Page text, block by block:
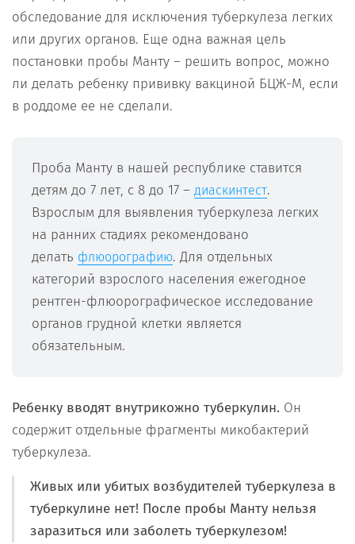
обследование для исключения туберкулеза легких
или других органов. Еще одна важная цель
постановки пробы Манту – решить вопрос, можно
ли делать ребенку прививку вакциной БЦЖ-М, если
в роддоме ее не сделали.
Проба Манту в нашей республике ставится
детям до 7 лет, с 8 до 17 – диаскинтест.
Взрослым для выявления туберкулеза легких
на ранних стадиях рекомендовано
делать флюорографию. Для отдельных
категорий взрослого населения ежегодное
рентген-флюорографическое исследование
органов грудной клетки является
обязательным.
Ребенку вводят внутрикожно туберкулин. Он
содержит отдельные фрагменты микобактерий
туберкулеза.
Живых или убитых возбудителей туберкулеза в
туберкулине нет! После пробы Манту нельзя
заразиться или заболеть туберкулезом!